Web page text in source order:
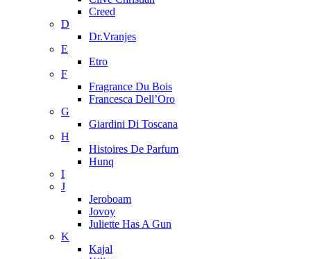
Creed
D
Dr.Vranjes
E
Etro
F
Fragrance Du Bois
Francesca Dell’Oro
G
Giardini Di Toscana
H
Histoires De Parfum
Hunq
I
J
Jeroboam
Jovoy
Juliette Has A Gun
K
Kajal